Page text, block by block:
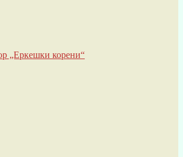
„Еркешки корени“